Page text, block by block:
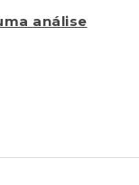
análise